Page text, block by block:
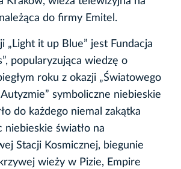
do firmy Emitel.
„Light it up Blue” jest Fundacja
popularyzująca wiedzę o
roku z okazji „Światowego
symboliczne niebieskie
do każdego niemal zakątka
niebieskie światło na
Stacji Kosmicznej, biegunie
wieży w Pizie, Empire